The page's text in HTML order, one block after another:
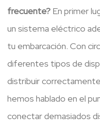
frecuente? En primer
un sistema eléctrico
tu embarcación. Con
diferentes tipos de
distribuir
hemos hablado en el
conectar demasiados